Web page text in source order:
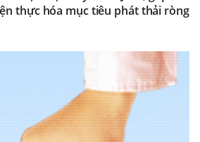
thực hóa mục tiêu phát thải ròng